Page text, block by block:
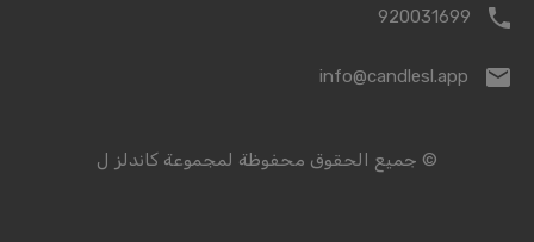
920031699
info@candlesl.app
© جميع الحقوق محفوظة لمجموعة كاندلز ل